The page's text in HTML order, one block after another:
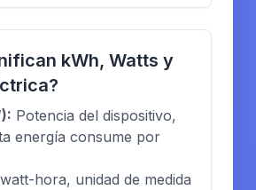
kWh, Watts y
Potencia del dispositivo,
energía consume por
hora, unidad de medida